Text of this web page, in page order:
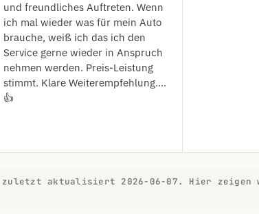
und freundliches Auftreten. Wenn
ich mal wieder was für mein Auto
brauche, weiß ich das ich den
Service gerne wieder in Anspruch
nehmen werden. Preis-Leistung
stimmt. Klare Weiterempfehlung....
👍
zuletzt aktualisiert 2026-06-07. Hier